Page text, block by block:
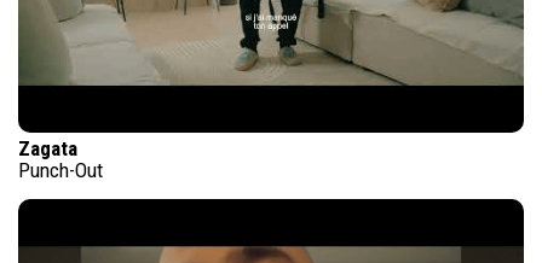
Zagata
Punch-Out